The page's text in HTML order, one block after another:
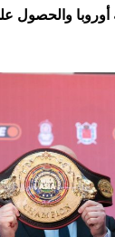
والحصول